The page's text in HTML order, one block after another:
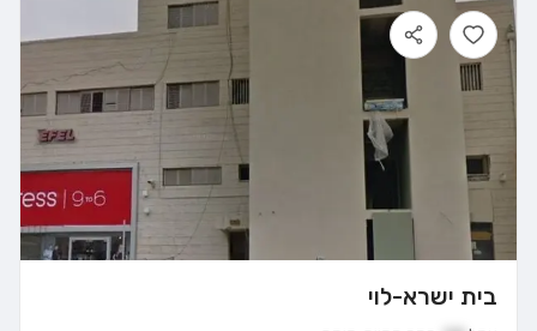
בית ישרא-לוי